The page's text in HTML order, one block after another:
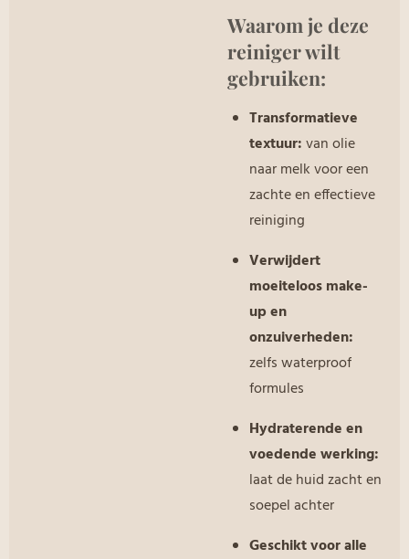
Waarom je deze
reiniger wilt
gebruiken:
Transformatieve
textuur:van olie
naar melk voor een
zachte en effectieve
reiniging
Verwijdert
moeiteloos make-
up en
onzuiverheden:
zelfs waterproof
formules
Hydraterende en
voedende werking:
laat de huid zacht en
soepel achter
Geschikt voor alle